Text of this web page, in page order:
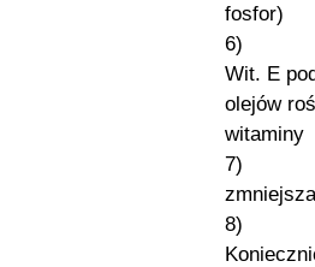
fosfor)
6)
Wit. E
olejów
witaminy
7)
8)